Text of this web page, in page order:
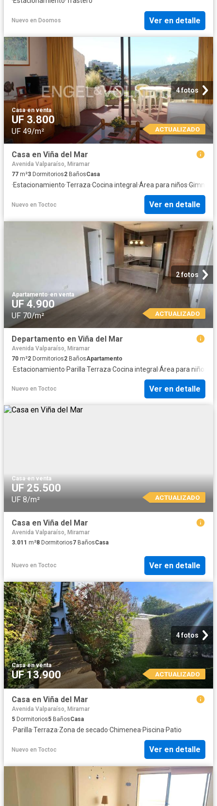
Nuevo en Doomos Ver en detalle
4 fotos
Casa·en venta
UF 3.800
UF 49/m² ACTUALIZADO
Casa en Viña del Mar
Avenida Valparaíso, Miramar
77 m²3 Dormitorios2 BañosCasa
·Estacionamiento·Terraza·Cocina integral ·Área para niños·Gimnasio
Nuevo en Toctoc Ver en detalle
2 fotos
Apartamento·en venta
UF 4.900
UF 70/m² ACTUALIZADO
Departamento en Viña del Mar
Avenida Valparaíso, Miramar
70 m²2 Dormitorios2 BañosApartamento
·Estacionamiento·Parilla·Terraza·Cocina integral·Área para niños
Nuevo en Toctoc Ver en detalle
Casa·en venta
UF 25.500
UF 8/m² ACTUALIZADO
Casa en Viña del Mar
Avenida Valparaíso, Miramar
3.011 m²8 Dormitorios7 BañosCasa
Nuevo en Toctoc Ver en detalle
4 fotos
Casa·en venta
UF 13.900 ACTUALIZADO
Casa en Viña del Mar
Avenida Valparaíso, Miramar
5 Dormitorios5 BañosCasa
·Parilla·Terraza·Zona de secado·Chimenea·Piscina·Patio
Nuevo en Toctoc Ver en detalle